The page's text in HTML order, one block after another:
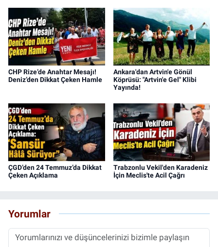
CHP Rize’de Anahtar Mesajı!
Deniz’den Dikkat Çeken Hamle
Ankara'dan Artvin'e Gönül
Köprüsü: "Artvin'e Gel" Klibi
Yayında!
ÇGD’den 24 Temmuz’da Dikkat
Çeken Açıklama
Trabzonlu Vekil'den Karadeniz
İçin Meclis'te Acil Çağrı
Yorumlar